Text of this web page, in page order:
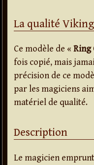
La qualité Viking
Ce modèle de « Ring
fois copié, mais
précision de ce
par les magiciens
matériel de qualité.
Description
Le magicien